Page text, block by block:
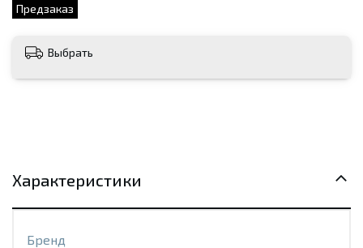
Предзаказ
Выбрать
Характеристики
Бренд